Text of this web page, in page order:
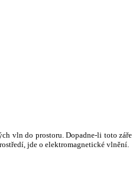
vln do prostoru. Dopadne-li toto
jde o elektromagnetické vlnění.